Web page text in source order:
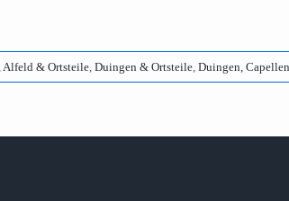
Alfeld & Ortsteile, Duingen & Ortsteile, Duingen,